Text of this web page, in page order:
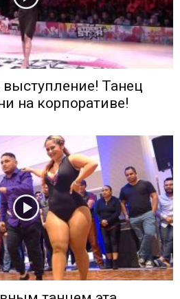
Танец
на корпоративе!